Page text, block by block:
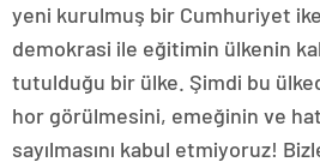
yeni kurulmuş bir Cumhuriyet
demokrasi ile eğitimin ülkenin
tutulduğu bir ülke. Şimdi bu
hor görülmesini, emeğinin ve
sayılmasını kabul etmiyoruz!